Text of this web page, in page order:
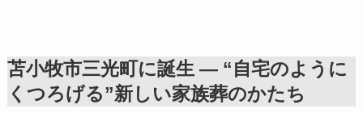
苫小牧市三光町に誕生 ― “自宅のように
くつろげる”新しい家族葬のかたち